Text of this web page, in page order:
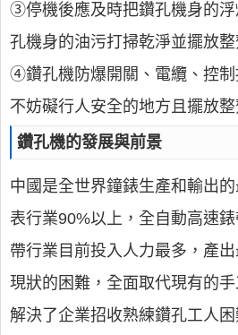
③停機後應及時把鑽孔機身的
孔機身的油污打掃乾淨並擺放整
④鑽孔機防爆開關、電纜、控制
不妨礙行人安全的地方且擺放整
鑽孔機的發展與前景
中國是全世界鐘錶生產和輸出
表行業90%以上，全自動高速
帶行業目前投入人力最多，產
現狀的困難，全面取代現有的
解決了企業招收熟練鑽孔工人